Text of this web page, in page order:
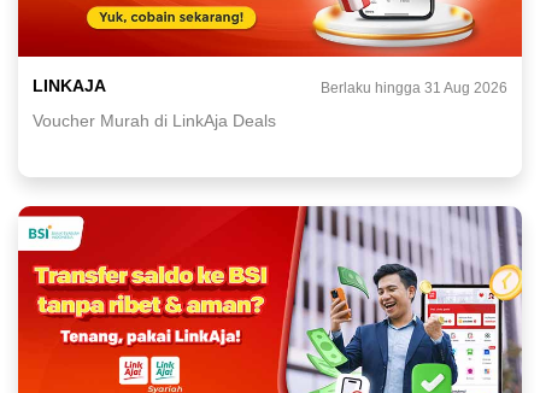
LINKAJA Berlaku hingga 31 Aug 2026
Voucher Murah di LinkAja Deals